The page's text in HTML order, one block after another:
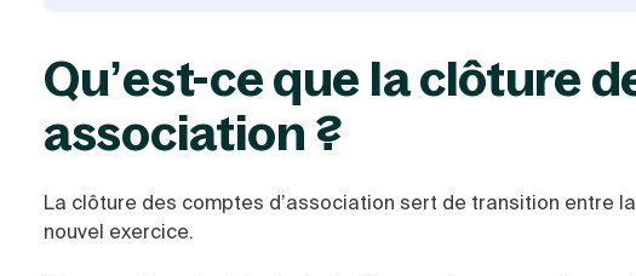
Qu’est-ce que la clôture
association ?
La clôture des comptes d’association sert de transition entre
nouvel exercice.